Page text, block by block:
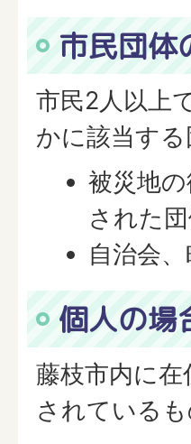
市民団体
市民2人以上
かに該当する
被災地
された
自治会
個人の場
藤枝市内に
されているも